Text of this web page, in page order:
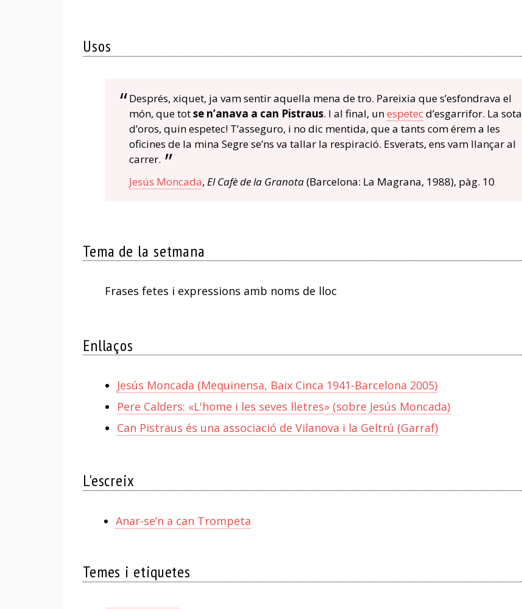
Usos
Després, xiquet, ja vam sentir aquella mena de tro. Pareixia que s’esfondrava el
món, que totse n’anava a can Pistraus. I al final, unespetecd’esgarrifor. La sota
d’oros, quin espetec! T’asseguro, i no dic mentida, que a tants com érem a les
oficines de la mina Segre se’ns va tallar la respiració. Esverats, ens vam llançar al
carrer.
Jesús Moncada, El Cafè de la Granota(Barcelona: La Magrana, 1988), pàg. 10
Tema de la setmana
Frases fetes i expressions amb noms de lloc
Enllaços
Jesús Moncada (Mequinensa, Baix Cinca 1941-Barcelona 2005)
Pere Calders: «L'home i les seves lletres» (sobre Jesús Moncada)
Can Pistraus és una associació de Vilanova i la Geltrú (Garraf)
L'escreix
Anar-se’n a can Trompeta
Temes i etiquetes